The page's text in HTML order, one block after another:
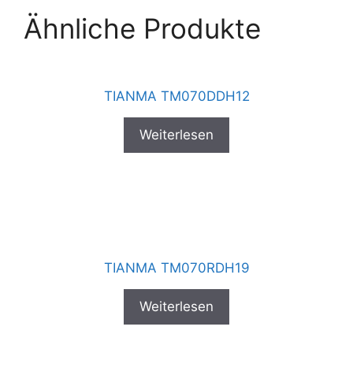
Ähnliche Produkte
TIANMA TM070DDH12
Weiterlesen
TIANMA TM070RDH19
Weiterlesen